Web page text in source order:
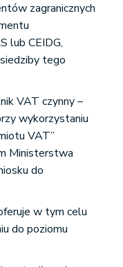
zagranicznych
lub CEIDG,
tego
VAT czynny –
wykorzystaniu
VAT”
Ministerstwa
do
w tym celu
do poziomu